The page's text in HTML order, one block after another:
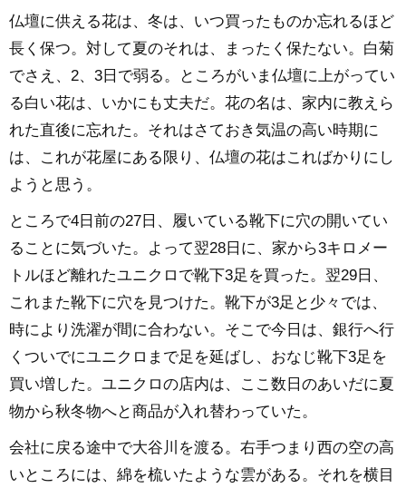
仏壇に供える花は、冬は、いつ買ったものか忘れるほど
長く保つ。対して夏のそれは、まったく保たない。白菊
でさえ、2、3日で弱る。ところがいま仏壇に上がってい
る白い花は、いかにも丈夫だ。花の名は、家内に教えら
れた直後に忘れた。それはさておき気温の高い時期に
は、これが花屋にある限り、仏壇の花はこればかりにし
ようと思う。
ところで4日前の27日、履いている靴下に穴の開いてい
ることに気づいた。よって翌28日に、家から3キロメー
トルほど離れたユニクロで靴下3足を買った。翌29日、
これまた靴下に穴を見つけた。靴下が3足と少々では、
時により洗濯が間に合わない。そこで今日は、銀行へ行
くついでにユニクロまで足を延ばし、おなじ靴下3足を
買い増した。ユニクロの店内は、ここ数日のあいだに夏
物から秋冬物へと商品が入れ替わっていた。
会社に戻る途中で大谷川を渡る。右手つまり西の空の高
いところには、綿を梳いたような雲がある。それを横目